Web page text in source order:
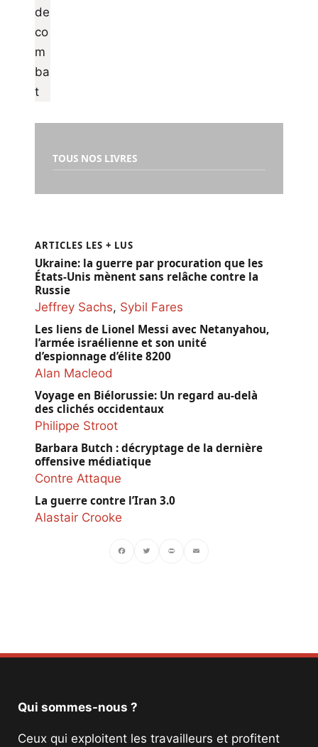
TOUS NOS LIVRES
ARTICLES LES + LUS
Ukraine: la guerre par procuration que les
États-Unis mènent sans relâche contre la
Russie
Jeffrey Sachs, Sybil Fares
Les liens de Lionel Messi avec Netanyahou,
l’armée israélienne et son unité
d’espionnage d’élite 8200
Alan Macleod
Voyage en Biélorussie: Un regard au-delà
des clichés occidentaux
Philippe Stroot
Barbara Butch : décryptage de la dernière
offensive médiatique
Contre Attaque
La guerre contre l’Iran 3.0
Alastair Crooke
Qui sommes-nous ?
Ceux qui exploitent les travailleurs et profitent